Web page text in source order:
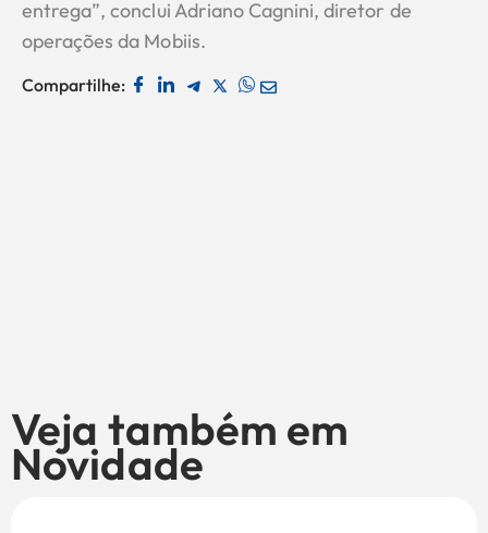
entrega”, conclui Adriano Cagnini, diretor de
operações da Mobiis.
Compartilhe:
Veja também em
Novidade